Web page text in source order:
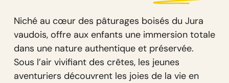
Niché au cœur des pâturages boisés du Jura
vaudois, offre aux enfants une immersion totale
dans une nature authentique et préservée.
Sous l’air vivifiant des crêtes, les jeunes
aventuriers découvrent les joies de la vie en